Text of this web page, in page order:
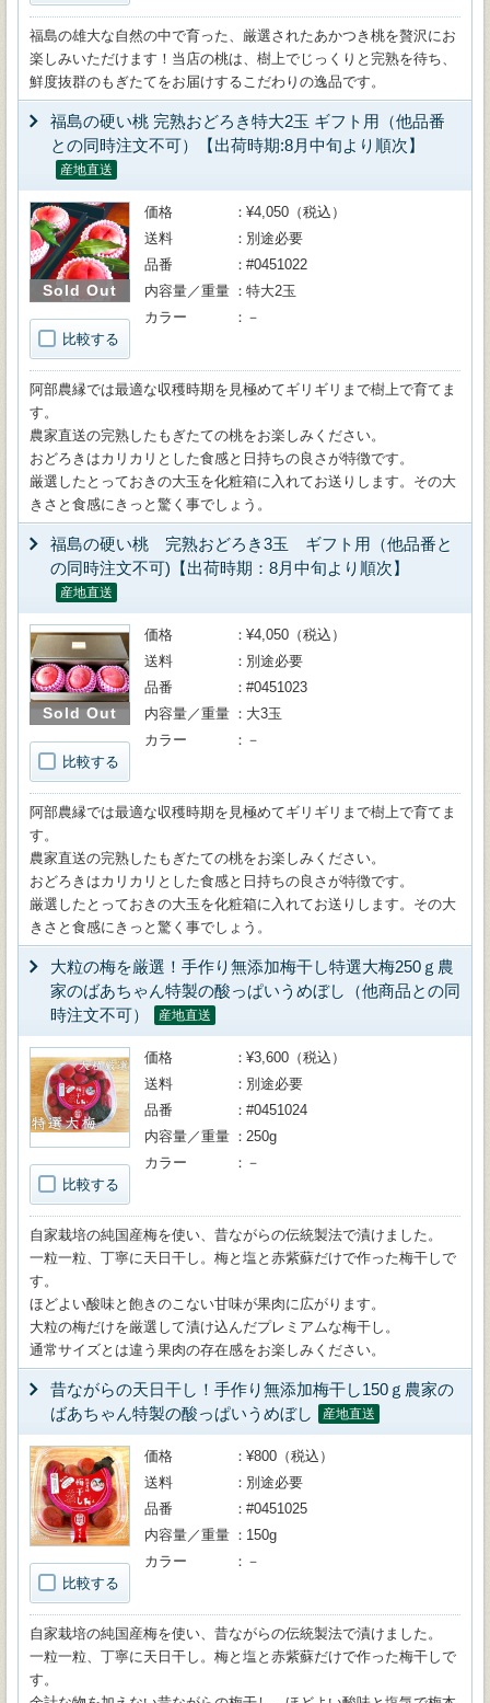
福島の雄大な自然の中で育った、厳選されたあかつき桃を贅沢にお
楽しみいただけます！当店の桃は、樹上でじっくりと完熟を待ち、
鮮度抜群のもぎたてをお届けするこだわりの逸品です。
福島の硬い桃 完熟おどろき特大2玉 ギフト用（他品番
との同時注文不可）【出荷時期:8月中旬より順次】
産地直送
Sold Out
比較する
価格
¥4,050（税込）
送料
別途必要
品番
#0451022
内容量／重量
特大2玉
カラー
－
阿部農縁では最適な収穫時期を見極めてギリギリまで樹上で育てま
す。
農家直送の完熟したもぎたての桃をお楽しみください。
おどろきはカリカリとした食感と日持ちの良さが特徴です。
厳選したとっておきの大玉を化粧箱に入れてお送りします。その大
きさと食感にきっと驚く事でしょう。
福島の硬い桃 完熟おどろき3玉 ギフト用（他品番と
の同時注文不可)【出荷時期：8月中旬より順次】
産地直送
Sold Out
比較する
価格
¥4,050（税込）
送料
別途必要
品番
#0451023
内容量／重量
大3玉
カラー
－
阿部農縁では最適な収穫時期を見極めてギリギリまで樹上で育てま
す。
農家直送の完熟したもぎたての桃をお楽しみください。
おどろきはカリカリとした食感と日持ちの良さが特徴です。
厳選したとっておきの大玉を化粧箱に入れてお送りします。その大
きさと食感にきっと驚く事でしょう。
大粒の梅を厳選！手作り無添加梅干し特選大梅250ｇ農
家のばあちゃん特製の酸っぱいうめぼし（他商品との同
時注文不可）
産地直送
比較する
価格
¥3,600（税込）
送料
別途必要
品番
#0451024
内容量／重量
250g
カラー
－
自家栽培の純国産梅を使い、昔ながらの伝統製法で漬けました。
一粒一粒、丁寧に天日干し。梅と塩と赤紫蘇だけで作った梅干しで
す。
ほどよい酸味と飽きのこない甘味が果肉に広がります。
大粒の梅だけを厳選して漬け込んだプレミアムな梅干し。
通常サイズとは違う果肉の存在感をお楽しみください。
昔ながらの天日干し！手作り無添加梅干し150ｇ農家の
ばあちゃん特製の酸っぱいうめぼし
産地直送
比較する
価格
¥800（税込）
送料
別途必要
品番
#0451025
内容量／重量
150g
カラー
－
自家栽培の純国産梅を使い、昔ながらの伝統製法で漬けました。
一粒一粒、丁寧に天日干し。梅と塩と赤紫蘇だけで作った梅干しで
す。